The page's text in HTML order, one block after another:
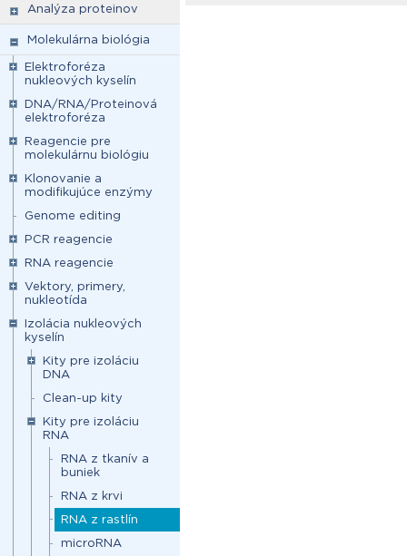
Analýza proteinov
Molekulárna biológia
Elektroforéza
nukleových kyselín
DNA/RNA/Proteinová
elektroforéza
Reagencie pre
molekulárnu biológiu
Klonovanie a
modifikujúce enzýmy
Genome editing
PCR reagencie
RNA reagencie
Vektory, primery,
nukleotída
Izolácia nukleových
kyselín
Kity pre izoláciu
DNA
Clean-up kity
Kity pre izoláciu
RNA
RNA z tkanív a
buniek
RNA z krvi
RNA z rastlín
microRNA